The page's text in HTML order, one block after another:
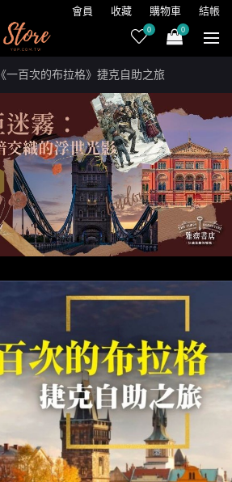
會員 收藏 購物車 結帳
0 0
《一百次的布拉格》捷克自助之旅